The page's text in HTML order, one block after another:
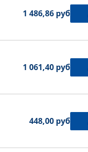
1 486,86 руб.
1 061,40 руб.
448,00 руб.